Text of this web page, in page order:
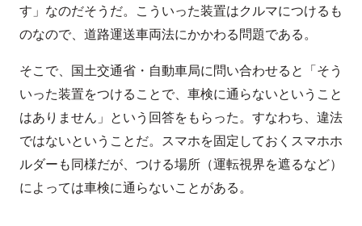
す」なのだそうだ。こういった装置はクルマにつけるも
のなので、道路運送車両法にかかわる問題である。
そこで、国土交通省・自動車局に問い合わせると「そう
いった装置をつけることで、車検に通らないということ
はありません」という回答をもらった。すなわち、違法
ではないということだ。スマホを固定しておくスマホホ
ルダーも同様だが、つける場所（運転視界を遮るなど）
によっては車検に通らないことがある。